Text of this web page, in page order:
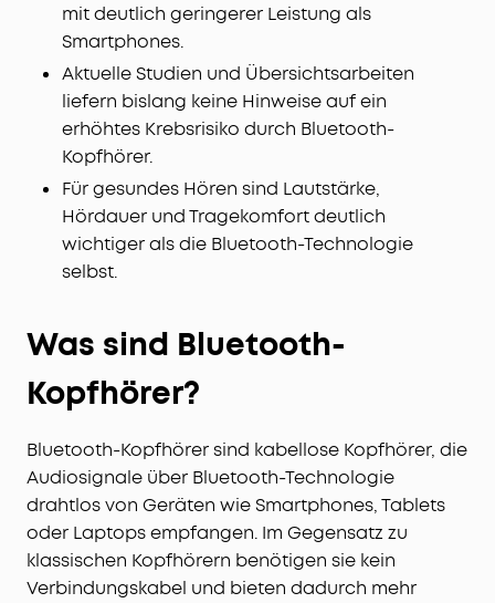
mit deutlich geringerer Leistung als
Smartphones.
Aktuelle Studien und Übersichtsarbeiten
liefern bislang keine Hinweise auf ein
erhöhtes Krebsrisiko durch Bluetooth-
Kopfhörer.
Für gesundes Hören sind Lautstärke,
Hördauer und Tragekomfort deutlich
wichtiger als die Bluetooth-Technologie
selbst.
Was sind Bluetooth-
Kopfhörer?
Bluetooth-Kopfhörer sind kabellose Kopfhörer, die
Audiosignale über Bluetooth-Technologie
drahtlos von Geräten wie Smartphones, Tablets
oder Laptops empfangen. Im Gegensatz zu
klassischen Kopfhörern benötigen sie kein
Verbindungskabel und bieten dadurch mehr